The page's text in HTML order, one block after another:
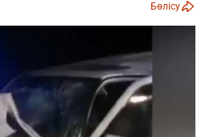
Бөлісу